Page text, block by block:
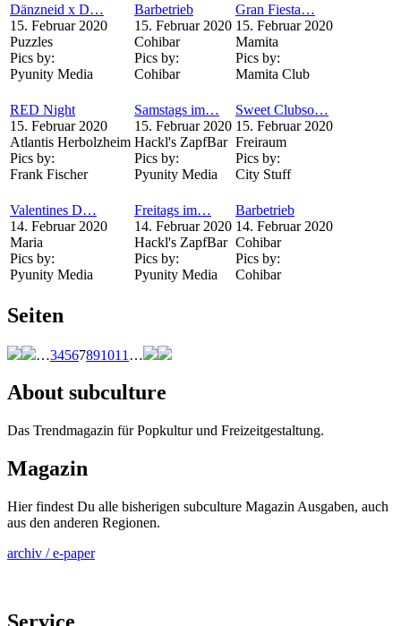
Dänzneid x D…
15. Februar 2020
Puzzles
Pics by:
Pyunity Media
Barbetrieb
15. Februar 2020
Cohibar
Pics by:
Cohibar
Gran Fiesta…
15. Februar 2020
Mamita
Pics by:
Mamita Club
RED Night
15. Februar 2020
Atlantis Herbolzheim
Pics by:
Frank Fischer
Samstags im…
15. Februar 2020
Hackl's ZapfBar
Pics by:
Pyunity Media
Sweet Clubso…
15. Februar 2020
Freiraum
Pics by:
City Stuff
Valentines D…
14. Februar 2020
Maria
Pics by:
Pyunity Media
Freitags im…
14. Februar 2020
Hackl's ZapfBar
Pics by:
Pyunity Media
Barbetrieb
14. Februar 2020
Cohibar
Pics by:
Cohibar
Seiten
…34567891011 …
About subculture
Das Trendmagazin für Popkultur und Freizeitgestaltung.
Magazin
Hier findest Du alle bisherigen subculture Magazin Ausgaben, auch
aus den anderen Regionen.
archiv / e-paper